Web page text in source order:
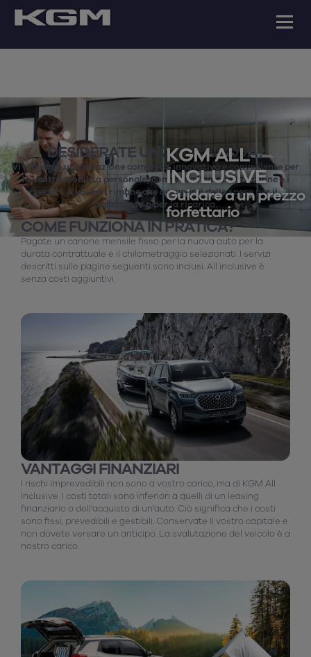
KGM ALL
INCLUSIVE
Guidare a un prezzo
forfettario
DESIDERATE UN’AUTO NUOVA?
Vi offriamo una soluzione completa, innovativa e conveniente per
la vostra mobilità personale, compresa l’amministrazione e i
servizi. A voi non rimane che occuparvi delle spese per il
carburante o per la ricarica.
COME FUNZIONA IN PRATICA?
Pagate un canone mensile fisso per la nuova auto per la
durata contrattuale e il chilometraggio selezionati. I servizi
descritti sulle pagine seguenti sono inclusi. All inclusive è
senza costi aggiuntivi.
VANTAGGI FINANZIARI
I rischi imprevedibili non sono a vostro carico, ma di KGM All
Inclusive. I costi totali sono inferiori a quelli di un leasing
finanziario o dell'acquisto di un'auto. Ciò significa che i costi
sono fissi, prevedibili e gestibili. Conservate il vostro capitale e
non dovete versare un anticipo. La svalutazione del veicolo è a
nostro carico.